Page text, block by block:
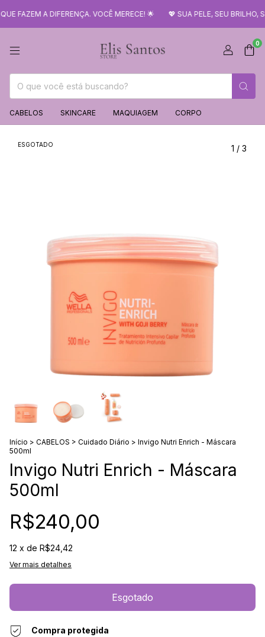
FAZEM A DIFERENÇA. VOCÊ MERECE! 🌟 💖 SUA PELE, SEU BRILHO,
0
CABELOS SKINCARE MAQUIAGEM CORPO
ESGOTADO 1 / 3
Início > CABELOS > Cuidado Diário > Invigo Nutri Enrich - Máscara
500ml
Invigo Nutri Enrich - Máscara
500ml
R$240,00
12 x de R$24,42
Ver mais detalhes
Compra protegida